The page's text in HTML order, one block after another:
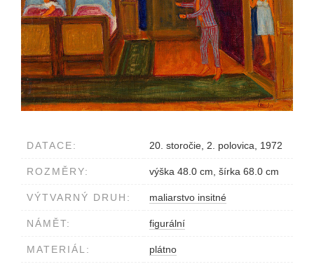
DATACE: 20. storočie, 2. polovica, 1972
ROZMĚRY: výška 48.0 cm, šírka 68.0 cm
VÝTVARNÝ DRUH: maliarstvo insitné
NÁMĚT: figurální
MATERIÁL: plátno